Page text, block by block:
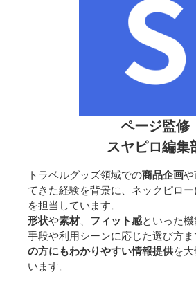
ページ監修
スヤピロ編集
トラベルグッズ領域での商品企画や
てきた経験を背景に、ネックピロ
を担当しています。
形状や素材、 フィット感といった
手段や利用シーンに応じた選び方ま
の方にもわかりやすい情報提供を
います。